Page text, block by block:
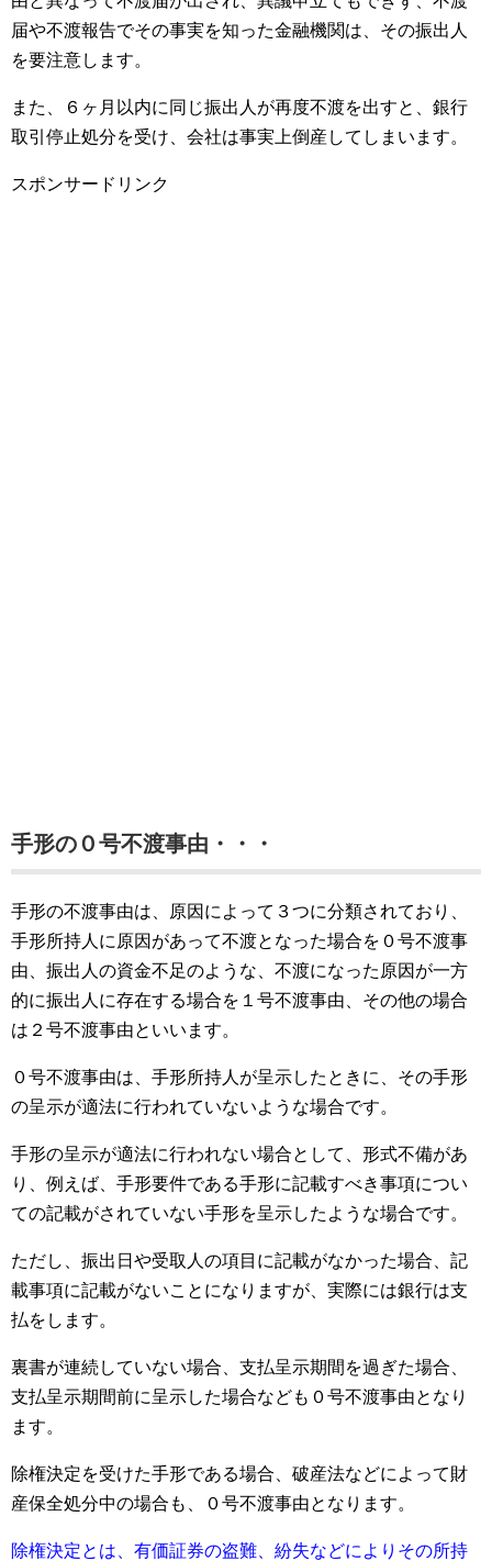
届や不渡報告でその事実を知った金融機関は、その振出人
を要注意します。
また、６ヶ月以内に同じ振出人が再度不渡を出すと、銀行
取引停止処分を受け、会社は事実上倒産してしまいます。
スポンサードリンク
手形の０号不渡事由・・・
手形の不渡事由は、原因によって３つに分類されており、
手形所持人に原因があって不渡となった場合を０号不渡事
由、振出人の資金不足のような、不渡になった原因が一方
的に振出人に存在する場合を１号不渡事由、その他の場合
は２号不渡事由といいます。
０号不渡事由は、手形所持人が呈示したときに、その手形
の呈示が適法に行われていないような場合です。
手形の呈示が適法に行われない場合として、形式不備があ
り、例えば、手形要件である手形に記載すべき事項につい
ての記載がされていない手形を呈示したような場合です。
ただし、振出日や受取人の項目に記載がなかった場合、記
載事項に記載がないことになりますが、実際には銀行は支
払をします。
裏書が連続していない場合、支払呈示期間を過ぎた場合、
支払呈示期間前に呈示した場合なども０号不渡事由となり
ます。
除権決定を受けた手形である場合、破産法などによって財
産保全処分中の場合も、０号不渡事由となります。
除権決定とは、有価証券の盗難、紛失などによりその所持